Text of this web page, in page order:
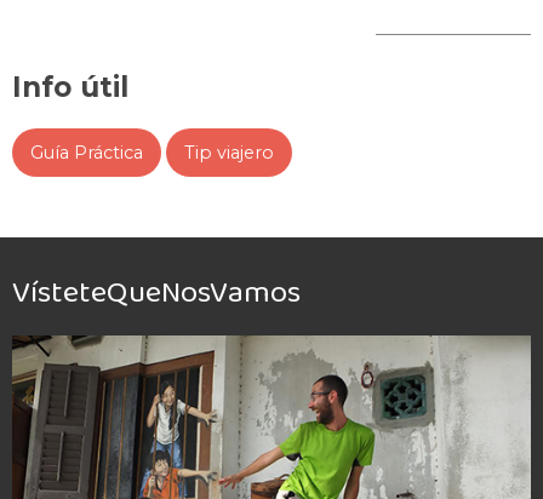
Info útil
Guía Práctica Tip viajero
VísteteQueNosVamos